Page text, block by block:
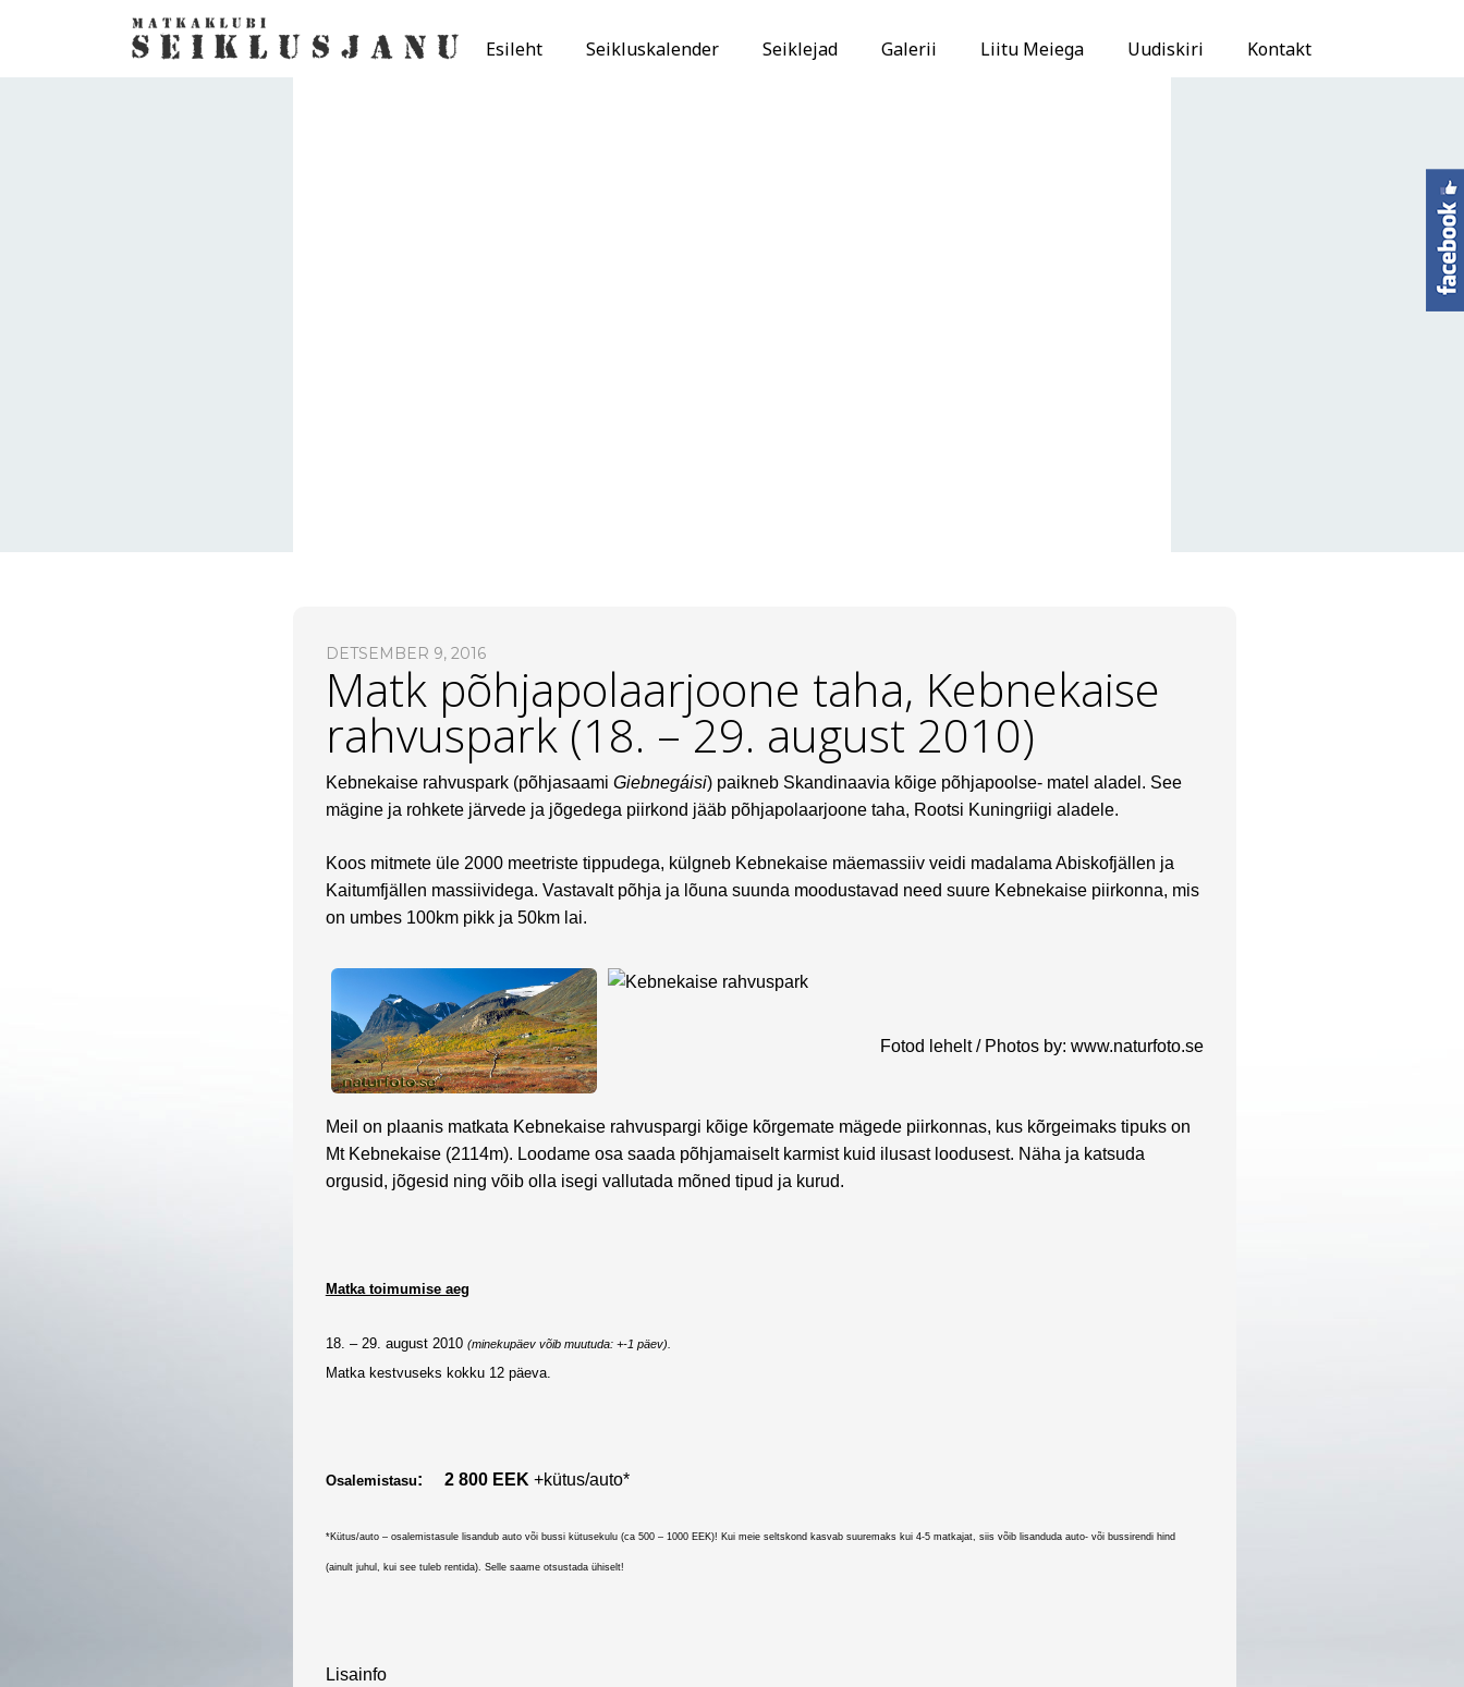
Esileht Seikluskalender Seiklejad Galerii Liitu Meiega Uudiskiri Kontakt
DETSEMBER 9, 2016
Matk põhjapolaarjoone taha, Kebnekaise
rahvuspark (18. – 29. august 2010)
Kebnekaise rahvuspark (põhjasaami Giebnegáisi) paikneb Skandinaavia kõige põhjapoolse- matel aladel. See
mägine ja rohkete järvede ja jõgedega piirkond jääb põhjapolaarjoone taha, Rootsi Kuningriigi aladele.
Koos mitmete üle 2000 meetriste tippudega, külgneb Kebnekaise mäemassiiv veidi madalama Abiskofjällen ja
Kaitumfjällen massiividega. Vastavalt põhja ja lõuna suunda moodustavad need suure Kebnekaise piirkonna, mis
on umbes 100km pikk ja 50km lai.
Fotod lehelt / Photos by:www.naturfoto.se
Meil on plaanis matkata Kebnekaise rahvuspargi kõige kõrgemate mägede piirkonnas, kus kõrgeimaks tipuks on
Mt Kebnekaise (2114m). Loodame osa saada põhjamaiselt karmist kuid ilusast loodusest. Näha ja katsuda
orgusid, jõgesid ning võib olla isegi vallutada mõned tipud ja kurud.
Matka toimumise aeg
18. – 29. august 2010 (minekupäev võib muutuda: +-1 päev).
Matka kestvuseks kokku 12 päeva.
Osalemistasu: 2 800 EEK +kütus/auto*
*Kütus/auto – osalemistasule lisandub auto või bussi kütusekulu (ca 500 – 1000 EEK)! Kui meie seltskond kasvab suuremaks kui 4-5 matkajat, siis võib lisanduda auto- või bussirendi hind
(ainult juhul, kui see tuleb rentida). Selle saame otsustada ühiselt!
Lisainfo